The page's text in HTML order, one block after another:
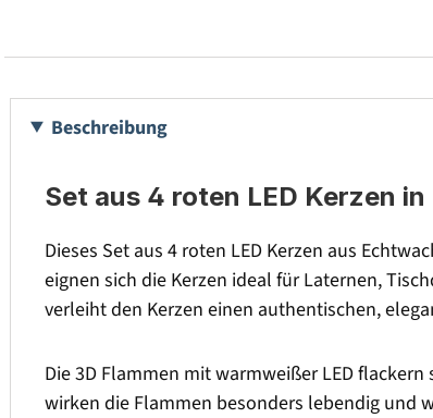
Beschreibung
Set aus 4 roten LED Kerzen
Dieses Set aus 4 roten LED Kerzen aus
eignen sich die Kerzen ideal für Laternen,
verleiht den Kerzen einen authentischen,
Die 3D Flammen mit warmweißer LED
wirken die Flammen besonders lebendig und